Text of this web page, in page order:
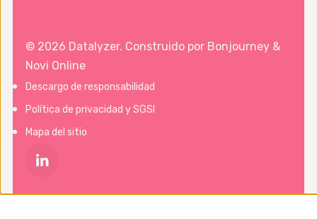
© 2026 Datalyzer. Construido por Bonjourney &
Novi Online
Descargo de responsabilidad
Política de privacidad y SGSI
Mapa del sitio